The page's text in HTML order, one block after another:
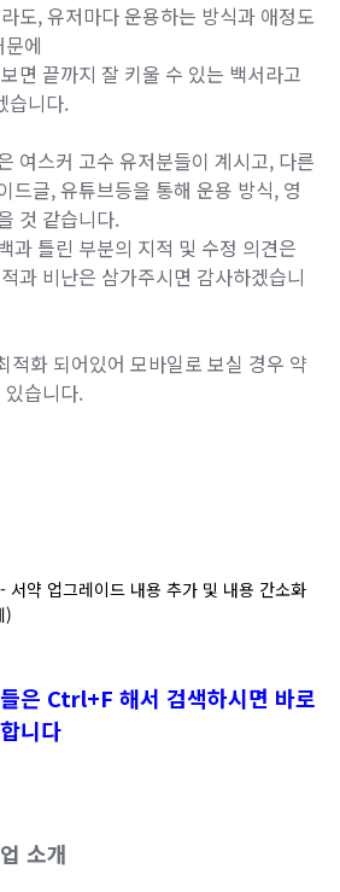
도, 유저마다 운용하는 방식과 애정도
에
면 끝까지 잘 키울 수 있는 백서라고
습니다.
여스커 고수 유저분들이 계시고, 다른
드글, 유튜브등을 통해 운용 방식, 영
것 같습니다.
과 틀린 부분의 지적 및 수정 의견은
과 비난은 삼가주시면 감사하겠습니
적화 되어있어 모바일로 보실 경우 약
습니다.
서약 업그레이드 내용 추가 및 내용 간소화
)
은 Ctrl+F 해서 검색하시면 바로
니다
소개